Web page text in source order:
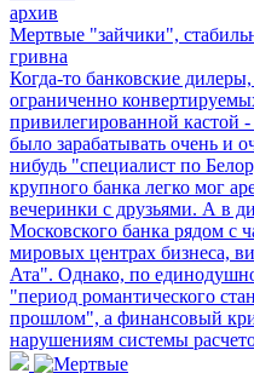
архив
Мертвые "зайчики",
гривна
Когда-то банковские
ограниченно
привилегированной кастой
было зарабатывать очень и
нибудь "специалист по
крупного банка легко мог
вечеринки с друзьями. А в
Московского банка рядом с
мировых центрах бизнеса,
Ата". Однако, по
"период романтического
прошлом", а финансовый
нарушениям системы